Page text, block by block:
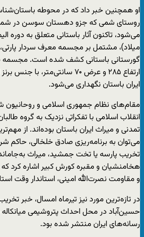
روستای شمی که جزو دهستان سوسن در
میلاد)، مشتمل بر مجسمه معرف سردار
گورستانی باستانی کشف شده است. مجسمه
ارتفاع ۲۸۵ و عرض ۷۰ سانتی‌متر،
ایران باستان نگهداری می‌شود.
مقام‌های نظام جمهوری اسلامی و روحانیون
انقلاب اسلامی با تفکراتی نزدیک به گروه
تمدنی و میراث ایران باستان بوده‌اند. از
تخریب پارسه یا تخت جمشید، میراث
و مقاومت نصرت‌الله امینی، استاندار وقت
در تازه‌ترین مورد نیز تیرماه امسال، خبر
حسین‌آباد در محل احداث پتروشیمی میانکاله
رسانه‌های ایران منتشر شده بود.